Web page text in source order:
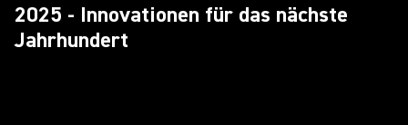
2025 - Innovationen für das nächste
Jahrhundert